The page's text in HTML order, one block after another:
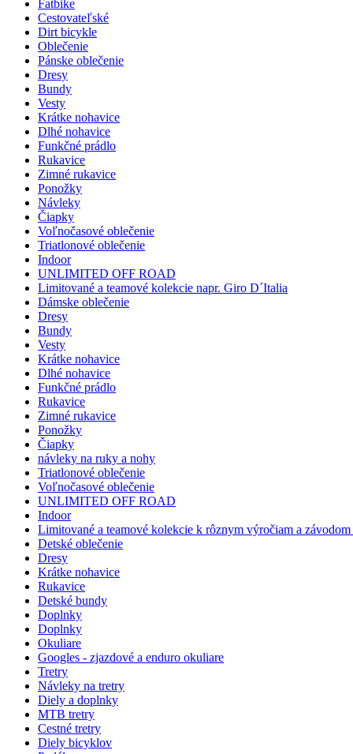
Fatbike
Cestovateľské
Dirt bicykle
Oblečenie
Pánske oblečenie
Dresy
Bundy
Vesty
Krátke nohavice
Dlhé nohavice
Funkčné prádlo
Rukavice
Zimné rukavice
Ponožky
Návleky
Čiapky
Voľnočasové oblečenie
Triatlonové oblečenie
Indoor
UNLIMITED OFF ROAD
Limitované a teamové kolekcie napr. Giro D´Italia
Dámske oblečenie
Dresy
Bundy
Vesty
Krátke nohavice
Dlhé nohavice
Funkčné prádlo
Rukavice
Zimné rukavice
Ponožky
Čiapky
návleky na ruky a nohy
Triatlonové oblečenie
Voľnočasové oblečenie
UNLIMITED OFF ROAD
Indoor
Limitované a teamové kolekcie k rôznym výročiam a
Detské oblečenie
Dresy
Krátke nohavice
Rukavice
Detské bundy
Doplnky
Doplnky
Okuliare
Googles - zjazdové a enduro okuliare
Tretry
Návleky na tretry
Diely a doplnky
MTB tretry
Cestné tretry
Diely bicyklov